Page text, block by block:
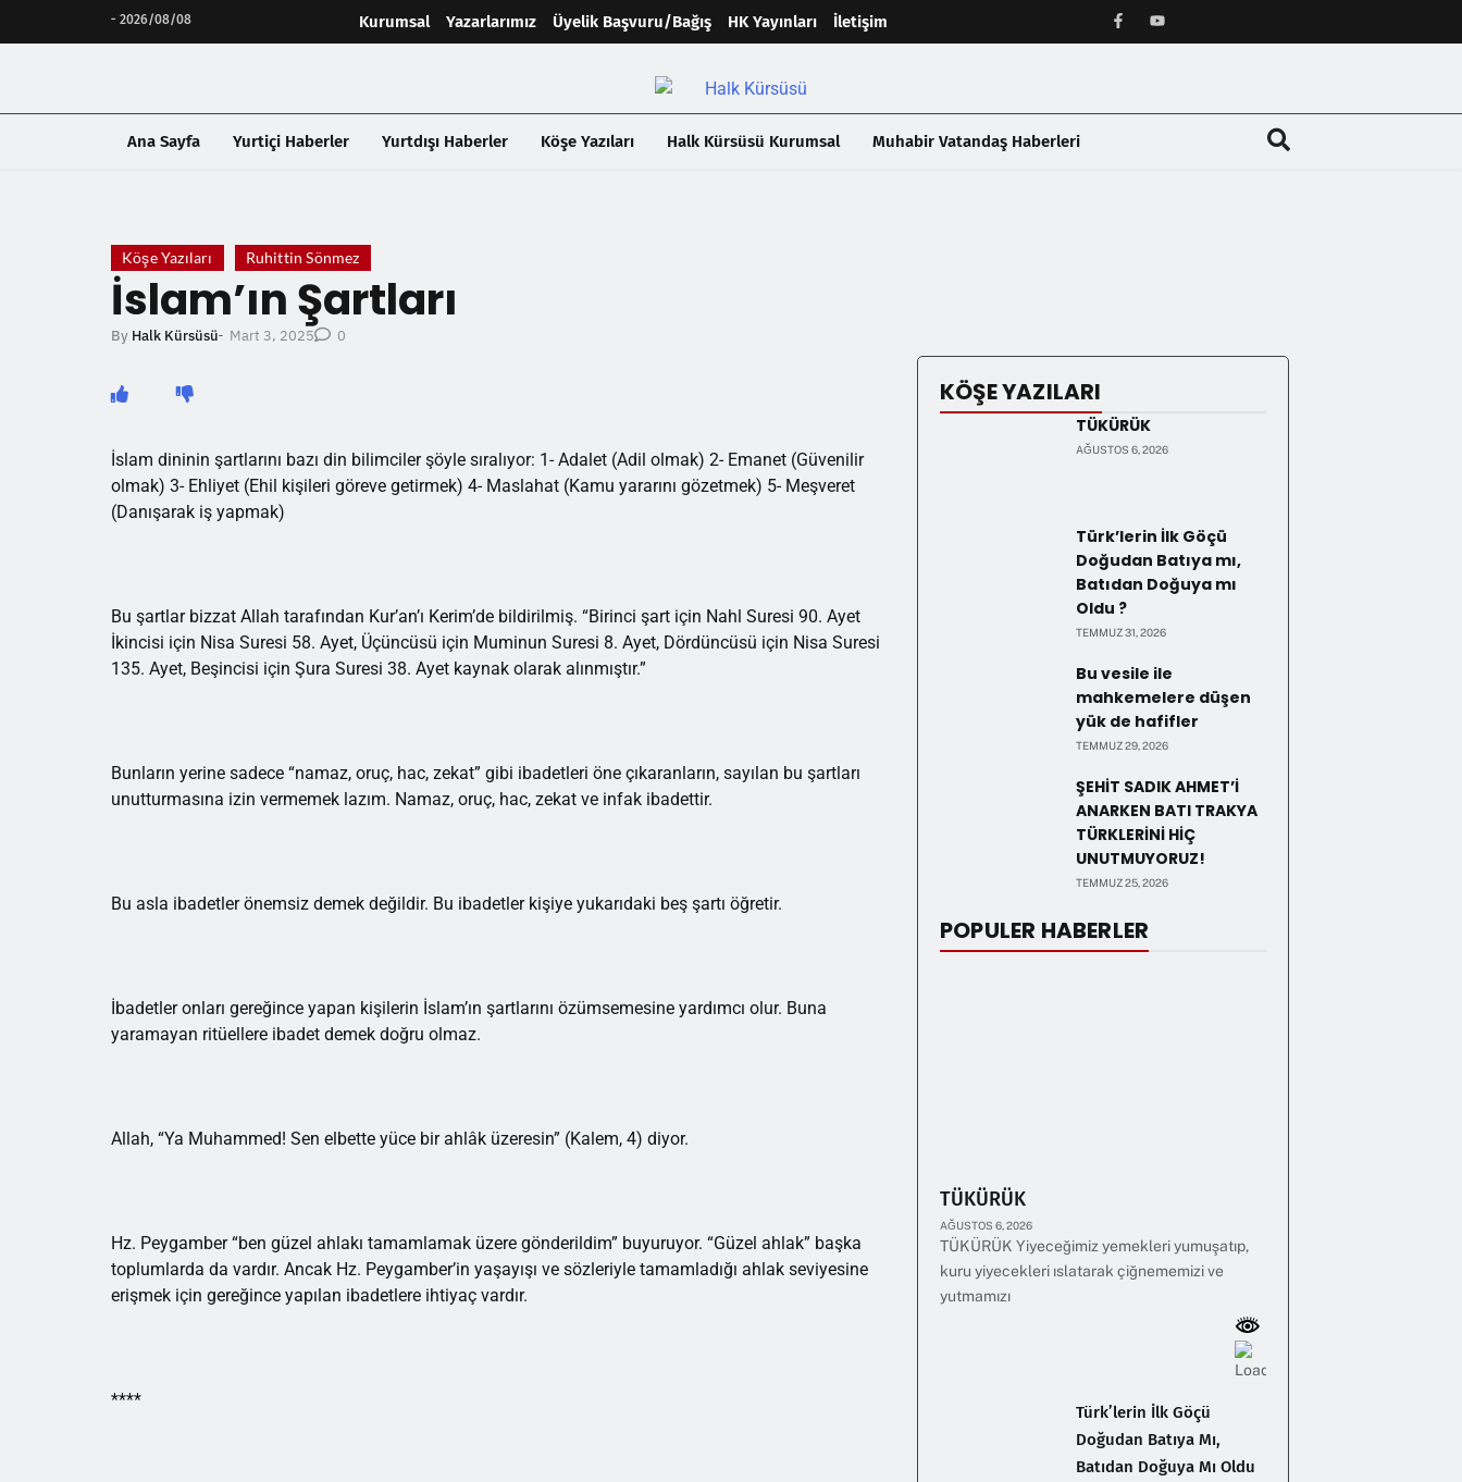
- 2026/08/08 Kurumsal Yazarlarımız Üyelik Başvuru/Bağış HK Yayınları İletişim
Ana Sayfa Yurtiçi Haberler Yurtdışı Haberler Köşe Yazıları Halk Kürsüsü Kurumsal Muhabir Vatandaş Haberleri
Köşe Yazıları Ruhittin Sönmez
İslam’ın Şartları
By Halk Kürsüsü- Mart 3, 2025 0
İslam dininin şartlarını bazı din bilimciler şöyle sıralıyor: 1- Adalet (Adil olmak) 2- Emanet (Güvenilir
olmak) 3- Ehliyet (Ehil kişileri göreve getirmek) 4- Maslahat (Kamu yararını gözetmek) 5- Meşveret
(Danışarak iş yapmak)
Bu şartlar bizzat Allah tarafından Kur’an’ı Kerim’de bildirilmiş. “Birinci şart için Nahl Suresi 90. Ayet
İkincisi için Nisa Suresi 58. Ayet, Üçüncüsü için Muminun Suresi 8. Ayet, Dördüncüsü için Nisa Suresi
135. Ayet, Beşincisi için Şura Suresi 38. Ayet kaynak olarak alınmıştır.”
Bunların yerine sadece “namaz, oruç, hac, zekat” gibi ibadetleri öne çıkaranların, sayılan bu şartları
unutturmasına izin vermemek lazım. Namaz, oruç, hac, zekat ve infak ibadettir.
Bu asla ibadetler önemsiz demek değildir. Bu ibadetler kişiye yukarıdaki beş şartı öğretir.
İbadetler onları gereğince yapan kişilerin İslam’ın şartlarını özümsemesine yardımcı olur. Buna
yaramayan ritüellere ibadet demek doğru olmaz.
Allah, “Ya Muhammed! Sen elbette yüce bir ahlâk üzeresin” (Kalem, 4) diyor.
Hz. Peygamber “ben güzel ahlakı tamamlamak üzere gönderildim” buyuruyor. “Güzel ahlak” başka
toplumlarda da vardır. Ancak Hz. Peygamber’in yaşayışı ve sözleriyle tamamladığı ahlak seviyesine
erişmek için gereğince yapılan ibadetlere ihtiyaç vardır.
****
KÖŞE YAZILARI
TÜKÜRÜK
AĞUSTOS 6, 2026
Türk’lerin İlk Göçü
Doğudan Batıya mı,
Batıdan Doğuya mı
Oldu ?
TEMMUZ 31, 2026
Bu vesile ile
mahkemelere düşen
yük de hafifler
TEMMUZ 29, 2026
ŞEHİT SADIK AHMET’İ
ANARKEN BATI TRAKYA
TÜRKLERİNİ HİÇ
UNUTMUYORUZ!
TEMMUZ 25, 2026
POPULER HABERLER
TÜKÜRÜK
AĞUSTOS 6, 2026
TÜKÜRÜK Yiyeceğimiz yemekleri yumuşatıp,
kuru yiyecekleri ıslatarak çiğnememizi ve
yutmamızı
Türk’lerin İlk Göçü
Doğudan Batıya Mı,
Batıdan Doğuya Mı Oldu